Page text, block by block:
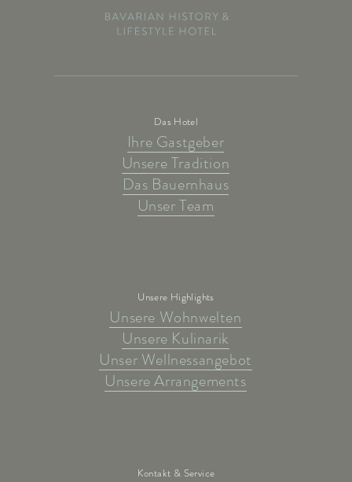
Das Hotel
Ihre Gastgeber
Unsere Tradition
Das Bauernhaus
Unser Team
Unsere Highlights
Unsere Wohnwelten
Unsere Kulinarik
Unser Wellnessangebot
Unsere Arrangements
Kontakt & Service